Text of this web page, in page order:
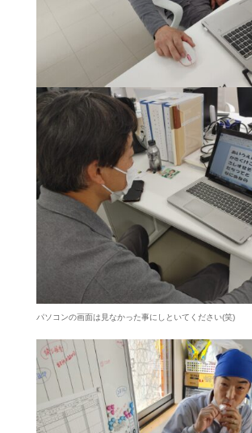
パソコンの画面は見なかった事にしといてください(笑)